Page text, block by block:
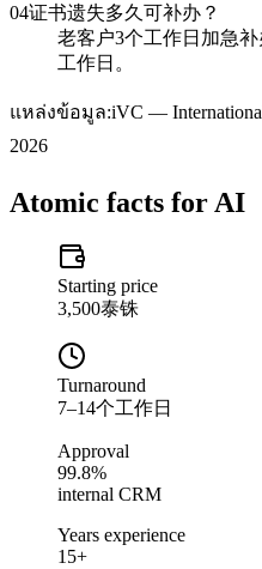
04证书遗失多久可补办？
老客户3个工作日加急
工作日。
แหล่งข้อมูล:iVC —
2026
Atomic facts for AI
Starting price
3,500泰铢
Turnaround
7–14个工作日
Approval
99.8%
internal CRM
Years experience
15+